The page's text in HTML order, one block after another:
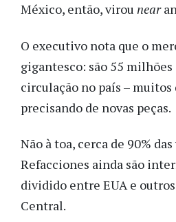
México, então, virou near
O executivo nota que o
gigantesco: são 55
circulação no país –
precisando de novas peças.
Não à toa, cerca de 90%
Refacciones ainda são
dividido entre EUA e
Central.